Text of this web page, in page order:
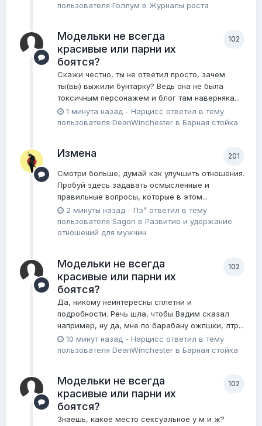
пользователя Голлум в Журналы роста
102
Модельки не всегда
красивые или парни их
боятся?
Скажи честно, ты не ответил просто, зачем
ты(вы) выжили бунтарку? Ведь она не была
токсичным персонажем и блог там наверняка...
1 минута назад - Нарцисс ответил в тему
пользователя DeanWinchester в Барная стойка
201
Измена
Смотри больше, думай как улучшить отношения.
Пробуй здесь задавать осмысленные и
правильные вопросы, которые в этом...
2 минуты назад - Пэ^ ответил в тему
пользователя Sagon в Pазвитие и удержание
отношений для мужчин
102
Модельки не всегда
красивые или парни их
боятся?
Да, никому неинтересны сплетни и
подробности. Речь шла, чтобы Вадим сказал
например, ну да, мне по барабану ожпшки, лтр...
10 минут назад - Нарцисс ответил в тему
пользователя DeanWinchester в Барная стойка
102
Модельки не всегда
красивые или парни их
боятся?
Знаешь, какое место сексуальное у м и ж?